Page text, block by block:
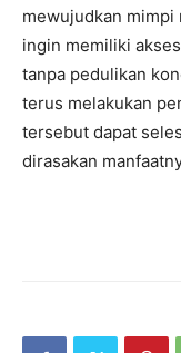
mewujudkan mimpi
ingin memiliki
tanpa pedulikan
terus melakukan
tersebut dapat
dirasakan